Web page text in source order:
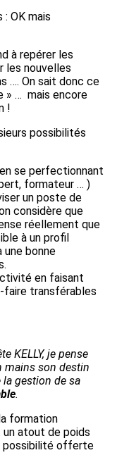
OK mais
à repérer les
les nouvelles
…. On sait donc ce
» … mais encore
!
possibilités
se perfectionnant
formateur … )
un poste de
considère que
réellement que
à un profil
bonne
en faisant
faire transférables
KELLY, je pense
mains son destin
gestion de sa
.
formation
atout de poids
possibilité offerte